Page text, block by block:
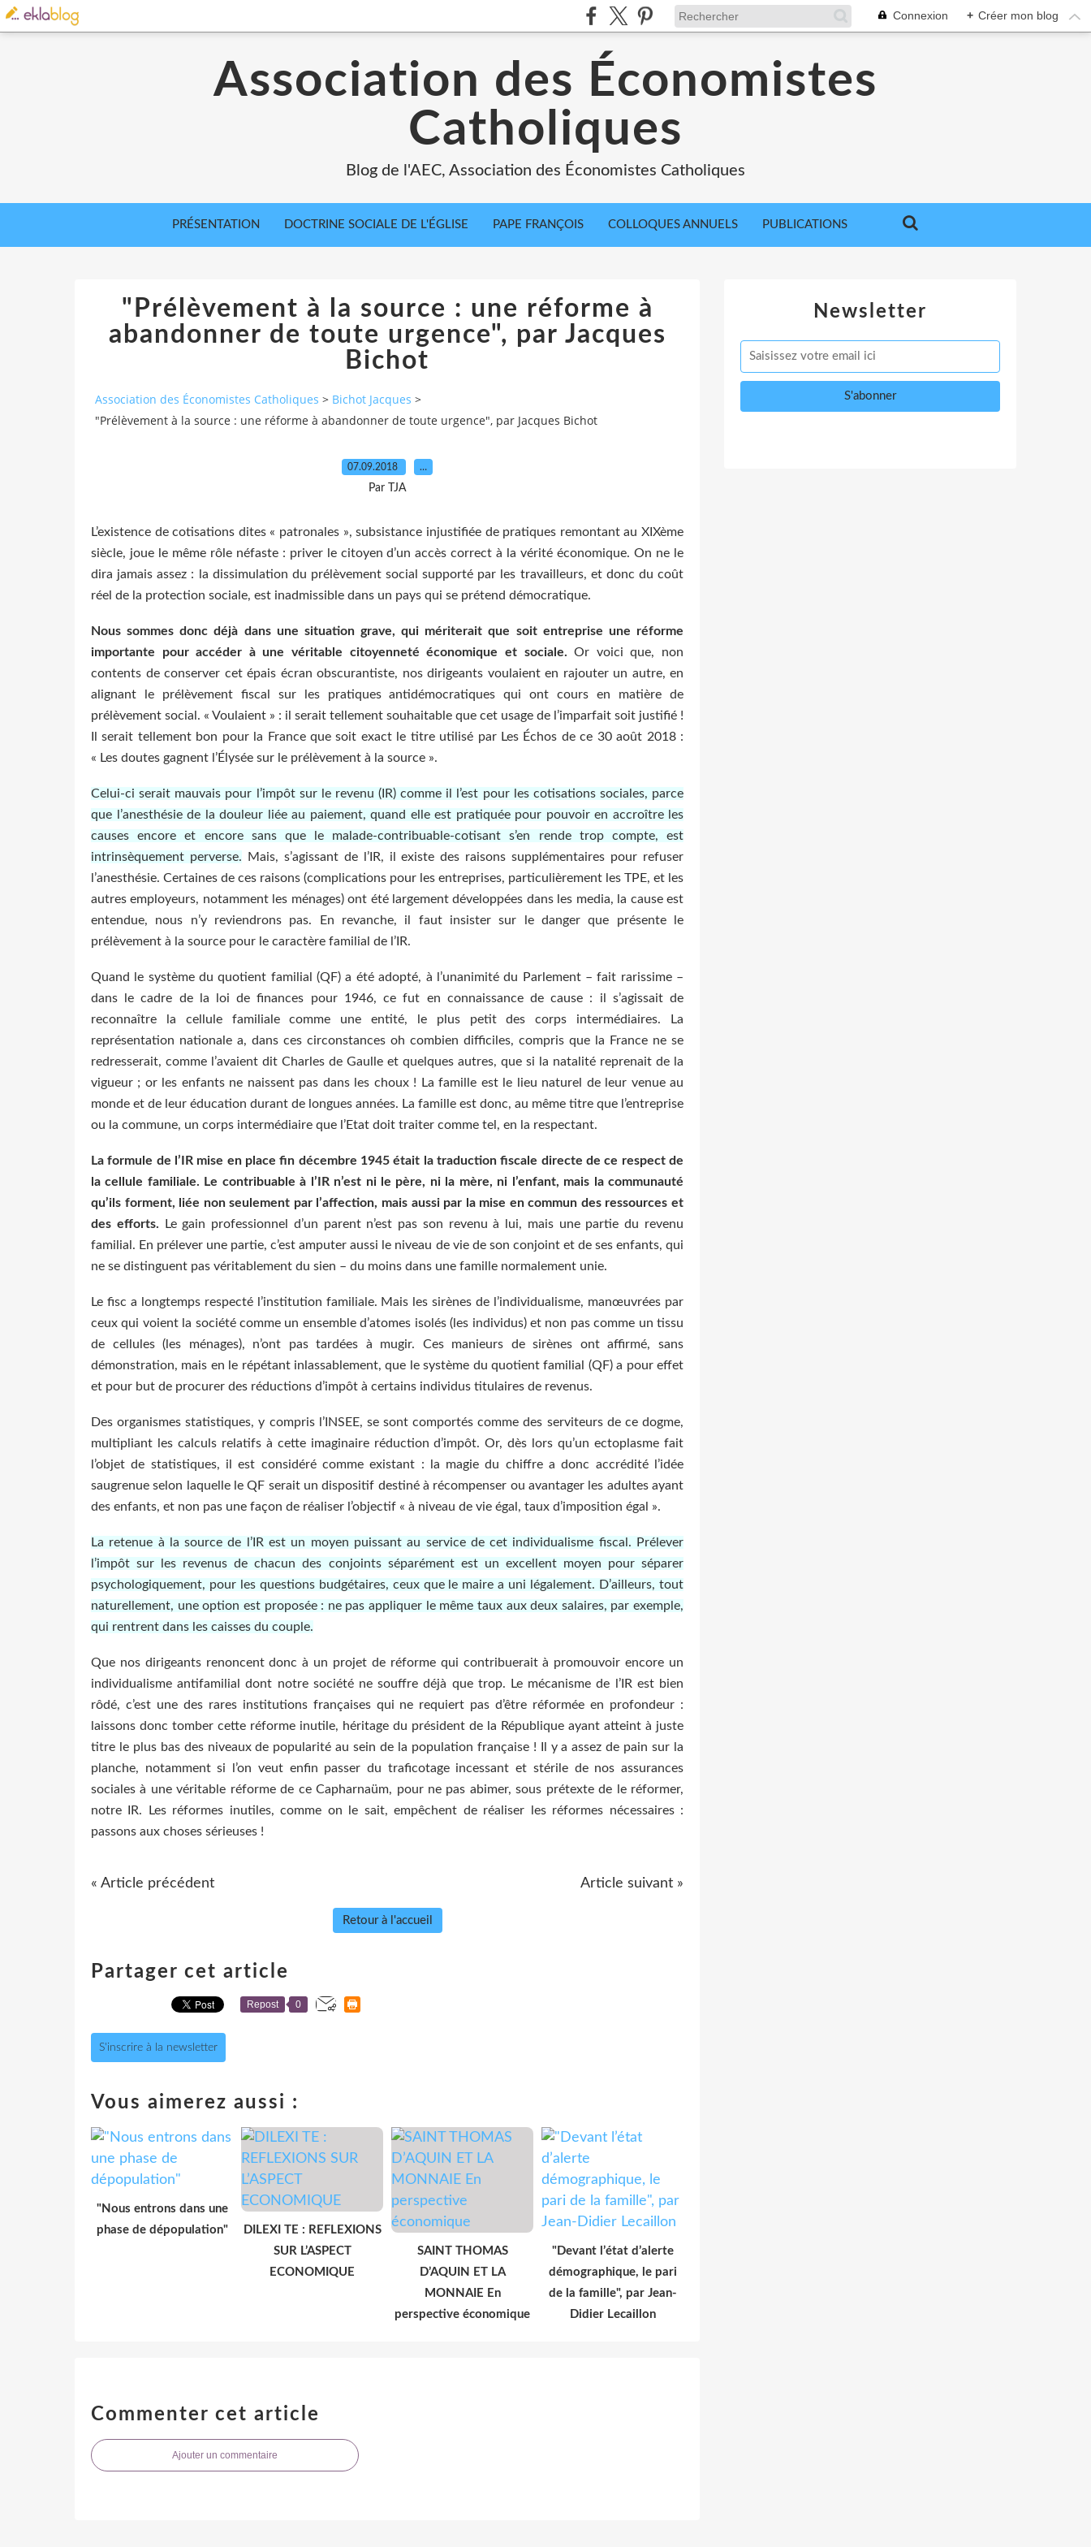
Connexion + Créer mon blog
Association des Économistes
Catholiques
Blog de l'AEC, Association des Économistes Catholiques
PRÉSENTATION DOCTRINE SOCIALE DE L'ÉGLISE PAPE FRANÇOIS COLLOQUES ANNUELS PUBLICATIONS
"Prélèvement à la source : une réforme à
abandonner de toute urgence", par Jacques
Bichot
Association des Économistes Catholiques > Bichot Jacques >
"Prélèvement à la source : une réforme à abandonner de toute urgence", par Jacques Bichot
07.09.2018 …
Par TJA
L’existence de cotisations dites « patronales », subsistance injustifiée de pratiques remontant au XIXème
siècle, joue le même rôle néfaste : priver le citoyen d’un accès correct à la vérité économique. On ne le
dira jamais assez : la dissimulation du prélèvement social supporté par les travailleurs, et donc du coût
réel de la protection sociale, est inadmissible dans un pays qui se prétend démocratique.
Nous sommes donc déjà dans une situation grave, qui mériterait que soit entreprise une réforme
importante pour accéder à une véritable citoyenneté économique et sociale. Or voici que, non
contents de conserver cet épais écran obscurantiste, nos dirigeants voulaient en rajouter un autre, en
alignant le prélèvement fiscal sur les pratiques antidémocratiques qui ont cours en matière de
prélèvement social. « Voulaient » : il serait tellement souhaitable que cet usage de l’imparfait soit justifié !
Il serait tellement bon pour la France que soit exact le titre utilisé par Les Échos de ce 30 août 2018 :
« Les doutes gagnent l’Élysée sur le prélèvement à la source ».
Celui-ci serait mauvais pour l’impôt sur le revenu (IR) comme il l’est pour les cotisations sociales, parce
que l’anesthésie de la douleur liée au paiement, quand elle est pratiquée pour pouvoir en accroître les
causes encore et encore sans que le malade-contribuable-cotisant s’en rende trop compte, est
intrinsèquement perverse. Mais, s’agissant de l’IR, il existe des raisons supplémentaires pour refuser
l’anesthésie. Certaines de ces raisons (complications pour les entreprises, particulièrement les TPE, et les
autres employeurs, notamment les ménages) ont été largement développées dans les media, la cause est
entendue, nous n’y reviendrons pas. En revanche, il faut insister sur le danger que présente le
prélèvement à la source pour le caractère familial de l’IR.
Quand le système du quotient familial (QF) a été adopté, à l’unanimité du Parlement – fait rarissime –
dans le cadre de la loi de finances pour 1946, ce fut en connaissance de cause : il s’agissait de
reconnaître la cellule familiale comme une entité, le plus petit des corps intermédiaires. La
représentation nationale a, dans ces circonstances oh combien difficiles, compris que la France ne se
redresserait, comme l’avaient dit Charles de Gaulle et quelques autres, que si la natalité reprenait de la
vigueur ; or les enfants ne naissent pas dans les choux ! La famille est le lieu naturel de leur venue au
monde et de leur éducation durant de longues années. La famille est donc, au même titre que l’entreprise
ou la commune, un corps intermédiaire que l’Etat doit traiter comme tel, en la respectant.
La formule de l’IR mise en place fin décembre 1945 était la traduction fiscale directe de ce respect de
la cellule familiale. Le contribuable à l’IR n’est ni le père, ni la mère, ni l’enfant, mais la communauté
qu’ils forment, liée non seulement par l’affection, mais aussi par la mise en commun des ressources et
des efforts.
Le gain professionnel d’un parent n’est pas son revenu à lui, mais une partie du revenu
familial. En prélever une partie, c’est amputer aussi le niveau de vie de son conjoint et de ses enfants, qui
ne se distinguent pas véritablement du sien – du moins dans une famille normalement unie.
Le fisc a longtemps respecté l’institution familiale. Mais les sirènes de l’individualisme, manœuvrées par
ceux qui voient la société comme un ensemble d’atomes isolés (les individus) et non pas comme un tissu
de cellules (les ménages), n’ont pas tardées à mugir. Ces manieurs de sirènes ont affirmé, sans
démonstration, mais en le répétant inlassablement, que le système du quotient familial (QF) a pour effet
et pour but de procurer des réductions d’impôt à certains individus titulaires de revenus.
Des organismes statistiques, y compris l’INSEE, se sont comportés comme des serviteurs de ce dogme,
multipliant les calculs relatifs à cette imaginaire réduction d’impôt. Or, dès lors qu’un ectoplasme fait
l’objet de statistiques, il est considéré comme existant : la magie du chiffre a donc accrédité l’idée
saugrenue selon laquelle le QF serait un dispositif destiné à récompenser ou avantager les adultes ayant
des enfants, et non pas une façon de réaliser l’objectif « à niveau de vie égal, taux d’imposition égal ».
La retenue à la source de l’IR est un moyen puissant au service de cet individualisme fiscal. Prélever
l’impôt sur les revenus de chacun des conjoints séparément est un excellent moyen pour séparer
psychologiquement, pour les questions budgétaires, ceux que le maire a uni légalement. D’ailleurs, tout
naturellement, une option est proposée : ne pas appliquer le même taux aux deux salaires, par exemple,
qui rentrent dans les caisses du couple.
Que nos dirigeants renoncent donc à un projet de réforme qui contribuerait à promouvoir encore un
individualisme antifamilial dont notre société ne souffre déjà que trop. Le mécanisme de l’IR est bien
rôdé, c’est une des rares institutions françaises qui ne requiert pas d’être réformée en profondeur :
laissons donc tomber cette réforme inutile, héritage du président de la République ayant atteint à juste
titre le plus bas des niveaux de popularité au sein de la population française ! Il y a assez de pain sur la
planche, notamment si l’on veut enfin passer du traficotage incessant et stérile de nos assurances
sociales à une véritable réforme de ce Capharnaüm, pour ne pas abimer, sous prétexte de le réformer,
notre IR. Les réformes inutiles, comme on le sait, empêchent de réaliser les réformes nécessaires :
passons aux choses sérieuses !
« Article précédent Article suivant »
Retour à l'accueil
Partager cet article
Repost 0
S'inscrire à la newsletter
Vous aimerez aussi :
"Nous entrons dans une
phase de dépopulation"
DILEXI TE : REFLEXIONS
SUR L’ASPECT
ECONOMIQUE
SAINT THOMAS
D’AQUIN ET LA
MONNAIE En
perspective économique
"Devant l’état d’alerte
démographique, le pari
de la famille", par Jean-
Didier Lecaillon
Commenter cet article
Ajouter un commentaire
Newsletter